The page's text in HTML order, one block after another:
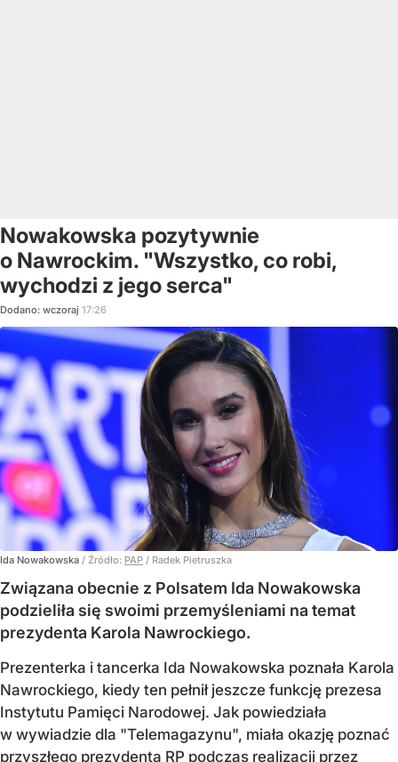
Nowakowska pozytywnie
o Nawrockim. "Wszystko, co robi,
wychodzi z jego serca"
Dodano: wczoraj 17:26
Ida Nowakowska / Źródło: PAP / Radek Pietruszka
Związana obecnie z Polsatem Ida Nowakowska
podzieliła się swoimi przemyśleniami na temat
prezydenta Karola Nawrockiego.
Prezenterka i tancerka Ida Nowakowska poznała Karola
Nawrockiego, kiedy ten pełnił jeszcze funkcję prezesa
Instytutu Pamięci Narodowej. Jak powiedziała
w wywiadzie dla "Telemagazynu", miała okazję poznać
przyszłego prezydenta RP podczas realizacji przez